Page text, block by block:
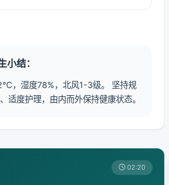
小结：
，湿度78%，北风1-3级。 坚持规
适度护理，由内而外保持健康状态。
02:20